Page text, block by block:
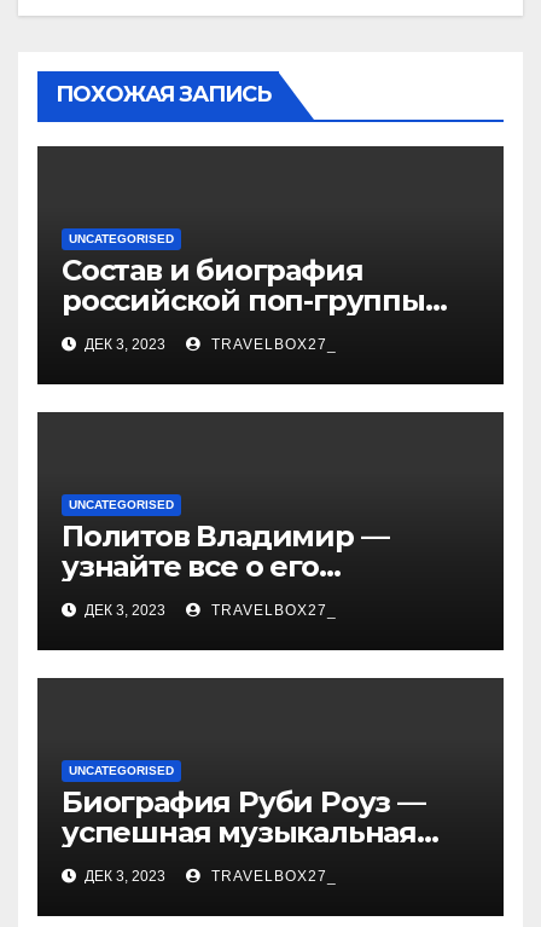
ПОХОЖАЯ ЗАПИСЬ
UNCATEGORISED
Состав и биография
российской поп-группы
«Иванушки интернешнл»
— история успеха, музыка
и судьбы участников
ДЕК 3, 2023 TRAVELBOX27_
UNCATEGORISED
Политов Владимир —
узнайте все о его
биографии, возрасте и
впечатляющих
достижениях!
ДЕК 3, 2023 TRAVELBOX27_
UNCATEGORISED
Биография Руби Роуз —
успешная музыкальная
карьера, личная жизнь и
знаковые достижения
ДЕК 3, 2023 TRAVELBOX27_